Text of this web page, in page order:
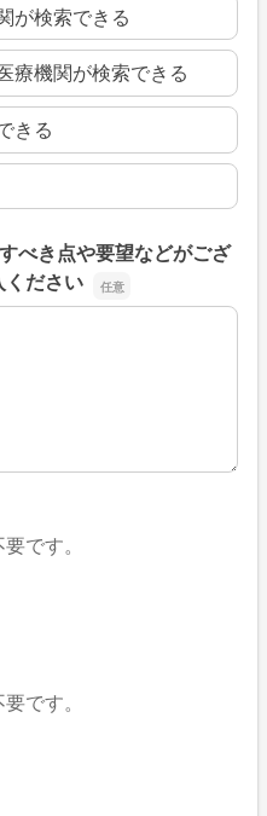
が検索できる
療機関が検索できる
きる
べき点や要望などがござ
ください
べき点や要望などがござい
です。
です。